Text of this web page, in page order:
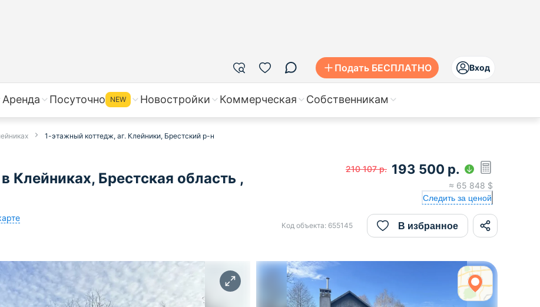
Подать БЕСПЛАТНО Вход
Аренда Посуточно NEW Новостройки Коммерческая Собственникам
1-этажный коттедж, аг. Клейники, Брестский р-н
Клейниках, Брестская область ,
210 107 р. 193 500 р.
≈ 65 848 $
Следить за ценой
Код объекта: 655145 В избранное